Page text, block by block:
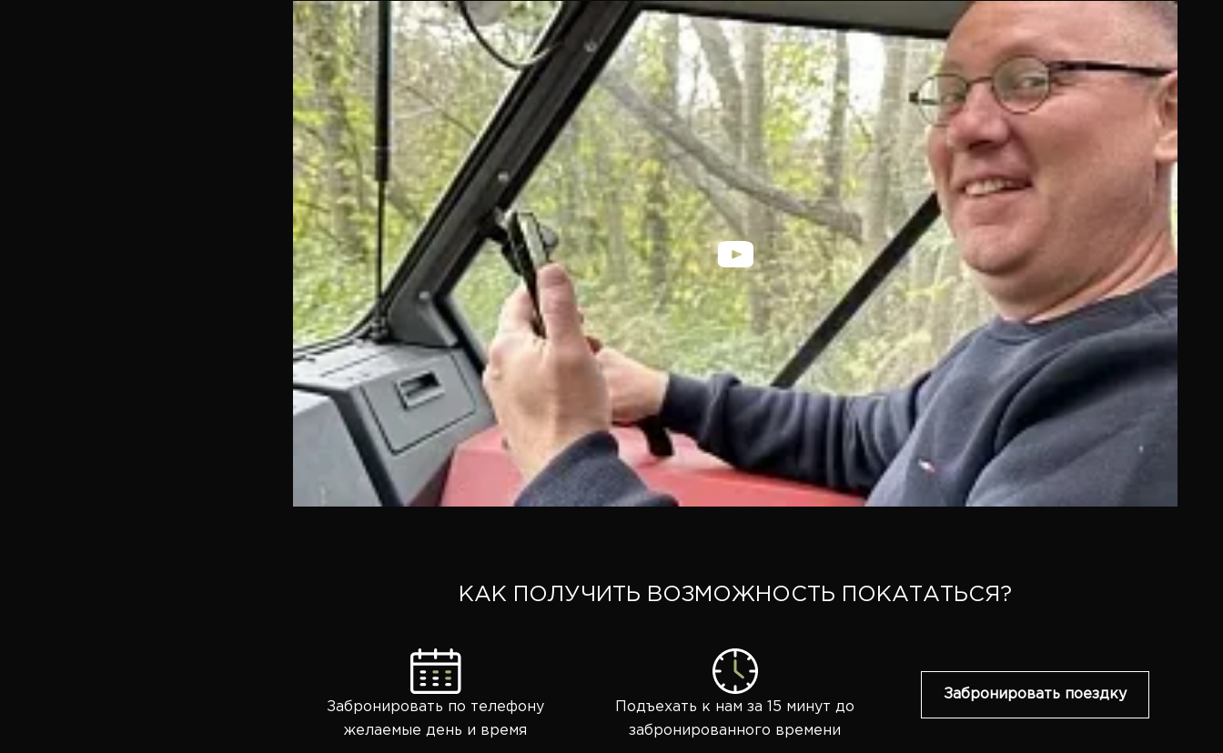
КАК ПОЛУЧИТЬ ВОЗМОЖНОСТЬ ПОКАТАТЬСЯ?
Забронировать по телефону
желаемые день и время
Подъехать к нам за 15 минут до
забронированного времени
Забронировать поездку